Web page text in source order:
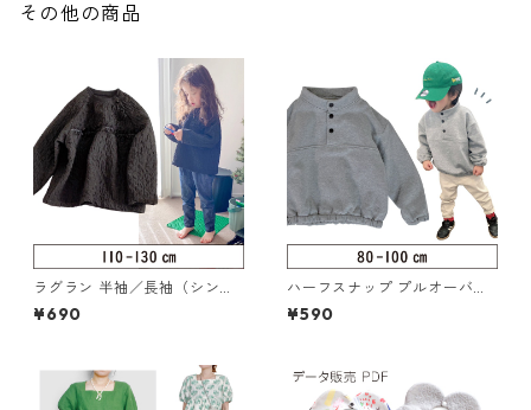
その他の商品
ラグラン 半袖／長袖（シンプ
ルでちょっと幅広） 110-130
（122-079-3）
¥690
ハーフスナップ プルオーバー
80-100（126-087-2）
¥590